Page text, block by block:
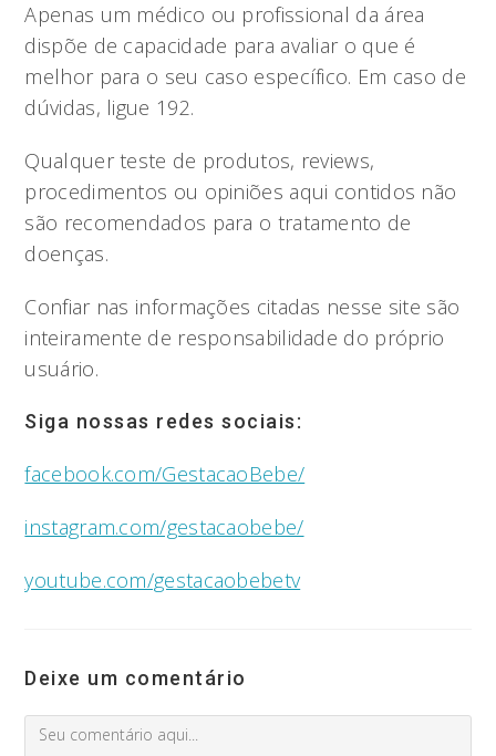
Apenas um médico ou profissional da área
dispõe de capacidade para avaliar o que é
melhor para o seu caso específico. Em caso de
dúvidas, ligue 192.
Qualquer teste de produtos, reviews,
procedimentos ou opiniões aqui contidos não
são recomendados para o tratamento de
doenças.
Confiar nas informações citadas nesse site são
inteiramente de responsabilidade do próprio
usuário.
Siga nossas redes sociais:
facebook.com/GestacaoBebe/
instagram.com/gestacaobebe/
youtube.com/gestacaobebetv
Deixe um comentário
Comment